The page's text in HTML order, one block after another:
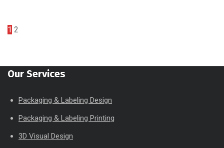
1 2
Our Services
Packaging & Labeling Design
Packaging & Labeling Printing
3D Visual Design